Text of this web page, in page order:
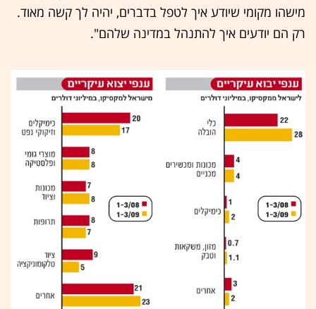
מישהו מקומי שיודע איך לטפל בדברים, יהיה לך קשה מאוד.
רק הם יודעים איך להתנהל במדינה שלהם".